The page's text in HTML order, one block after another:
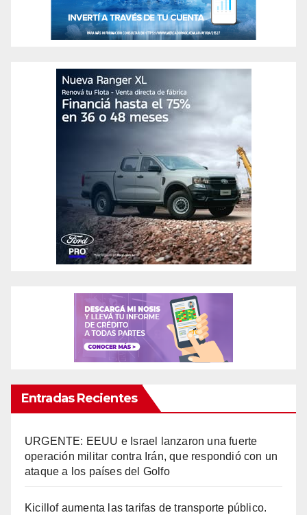
Entradas Recientes
URGENTE: EEUU e Israel lanzaron una fuerte
operación militar contra Irán, que respondió con un
ataque a los países del Golfo
Kicillof aumenta las tarifas de transporte público.